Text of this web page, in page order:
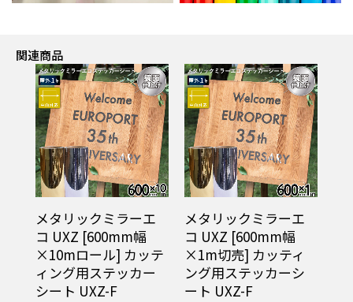
関連商品
メタリックミラーエ
コ UXZ [600mm幅
×1m切売] カッティ
ング用ステッカーシ
ート UXZ-F
メタリックミラーヘ
アライン LSZ
[600mm幅×10mロー
ル] カッティング用ス
テッカーシート LSZ-F